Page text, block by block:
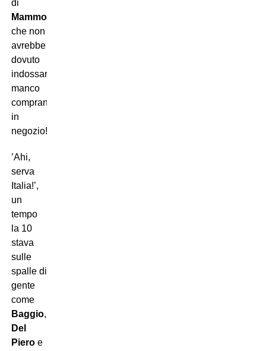
di
Mammolo
che non
avrebbe
dovuto
indossarla
manco
comprandosela
in
negozio!
’Ahi,
serva
Italia!’,
un
tempo
la 10
stava
sulle
spalle di
gente
come
Baggio,
Del
Pieroe